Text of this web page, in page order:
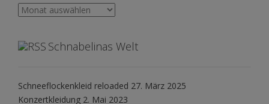
Archiv
Schnabelinas Welt
Schneeflockenkleid reloaded 27. März 2025
Konzertkleidung 2. Mai 2023